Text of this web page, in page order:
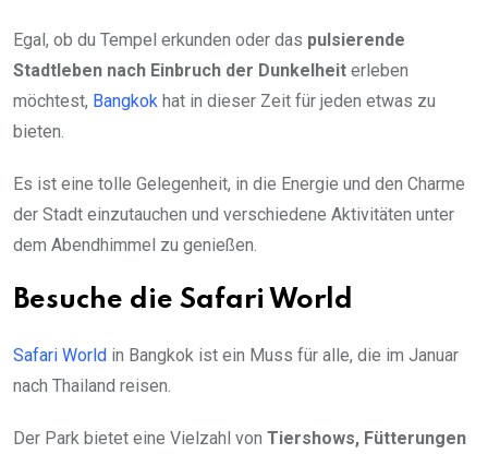
Egal, ob du Tempel erkunden oder das pulsierende
Stadtleben nach Einbruch der Dunkelheit erleben
möchtest, Bangkok hat in dieser Zeit für jeden etwas zu
bieten.
Es ist eine tolle Gelegenheit, in die Energie und den Charme
der Stadt einzutauchen und verschiedene Aktivitäten unter
dem Abendhimmel zu genießen.
Besuche die Safari World
Safari World in Bangkok ist ein Muss für alle, die im Januar
nach Thailand reisen.
Der Park bietet eine Vielzahl von Tiershows, Fütterungen